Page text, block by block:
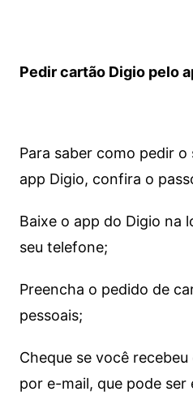
Pedir cartão Digio pelo
Para saber como pedir
app Digio, confira o
Baixe o app do Digio na
seu telefone;
Preencha o pedido de
pessoais;
Cheque se você
por e-mail, que pode ser